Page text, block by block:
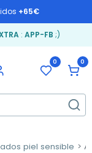
+65€
: APP-FB ;)
0 0
piel sensible